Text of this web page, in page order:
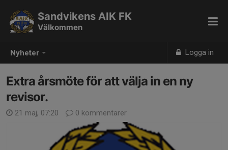
Nyheter Logga in
Sandvikens AIK FK
Välkommen
Extra årsmöte för att välja in en ny
revisor.
21 maj, 07:20 0 kommentarer